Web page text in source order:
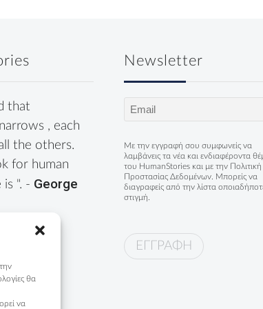
θα
να
that
, each
the others.
for human
". - George
Newsletter
Email
Με την εγγραφή σου συμφωνείς να
λαμβάνεις τα νέα και ενδιαφέροντα
του HumanStories και με την
Πολιτική
Προστασίας Δεδομένων. Μπορείς να
διαγραφείς από την λίστα
στιγμή.